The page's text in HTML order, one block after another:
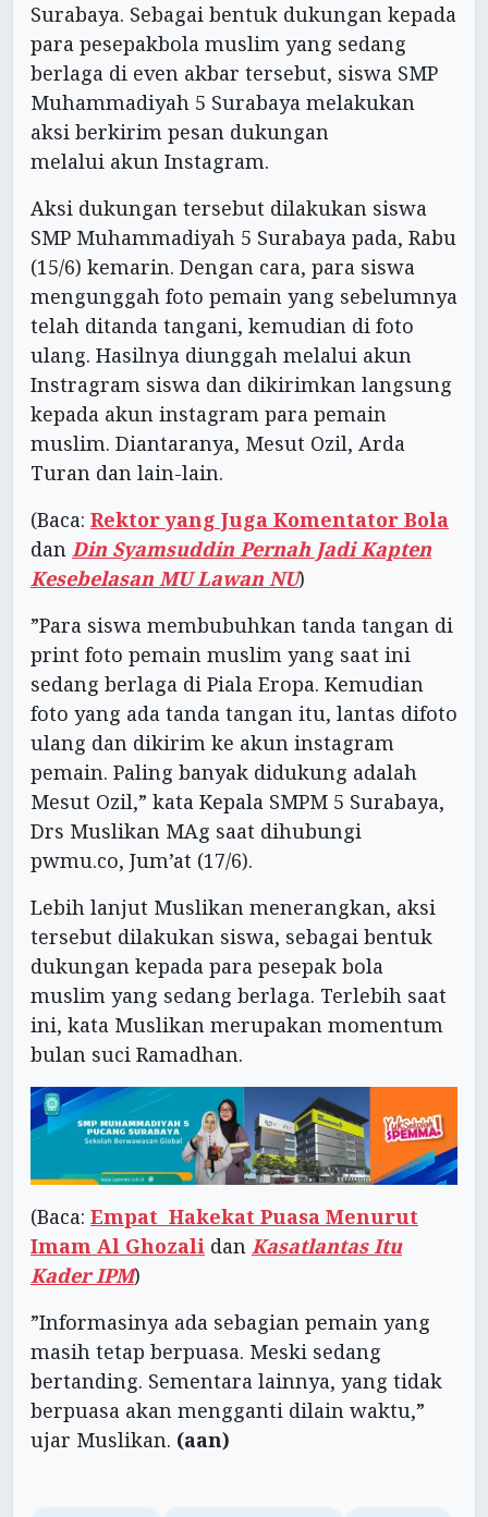
Surabaya. Sebagai bentuk dukungan kepada
para pesepakbola muslim yang sedang
berlaga di even akbar tersebut, siswa SMP
Muhammadiyah 5 Surabaya melakukan
aksi berkirim pesan dukungan
melalui akun Instagram.
Aksi dukungan tersebut dilakukan siswa
SMP Muhammadiyah 5 Surabaya pada, Rabu
(15/6) kemarin. Dengan cara, para siswa
mengunggah foto pemain yang sebelumnya
telah ditanda tangani, kemudian di foto
ulang. Hasilnya diunggah melalui akun
Instragram siswa dan dikirimkan langsung
kepada akun instagram para pemain
muslim. Diantaranya, Mesut Ozil, Arda
Turan dan lain-lain.
(Baca: Rektor yang Juga Komentator Bola
dan Din Syamsuddin Pernah Jadi Kapten
Kesebelasan MU Lawan NU)
”Para siswa membubuhkan tanda tangan di
print foto pemain muslim yang saat ini
sedang berlaga di Piala Eropa. Kemudian
foto yang ada tanda tangan itu, lantas difoto
ulang dan dikirim ke akun instagram
pemain. Paling banyak didukung adalah
Mesut Ozil,” kata Kepala SMPM 5 Surabaya,
Drs Muslikan MAg saat dihubungi
pwmu.co, Jum’at (17/6).
Lebih lanjut Muslikan menerangkan, aksi
tersebut dilakukan siswa, sebagai bentuk
dukungan kepada para pesepak bola
muslim yang sedang berlaga. Terlebih saat
ini, kata Muslikan merupakan momentum
bulan suci Ramadhan.
(Baca: Empat Hakekat Puasa Menurut
Imam Al Ghozali dan Kasatlantas Itu
Kader IPM)
”Informasinya ada sebagian pemain yang
masih tetap berpuasa. Meski sedang
bertanding. Sementara lainnya, yang tidak
berpuasa akan mengganti dilain waktu,”
ujar Muslikan. (aan)